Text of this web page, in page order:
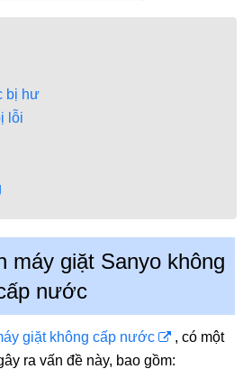
bị hư
lỗi
máy giặt Sanyo không
nước
giặt không cấp nước
, có một
ra vấn đề này, bao gồm: